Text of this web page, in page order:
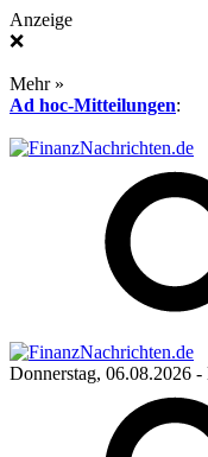
Anzeige
❌
Mehr »
Ad hoc-Mitteilungen:
Donnerstag, 06.08.2026 -